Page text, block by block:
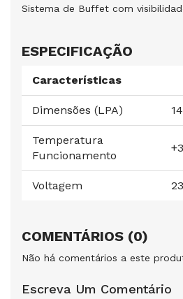
Sistema de Buffet com
ESPECIFICAÇÃO
Características
Dimensões (LPA)
Temperatura
Funcionamento
Voltagem
COMENTÁRIOS (0)
Não há comentários a este
Escreva Um Comentário